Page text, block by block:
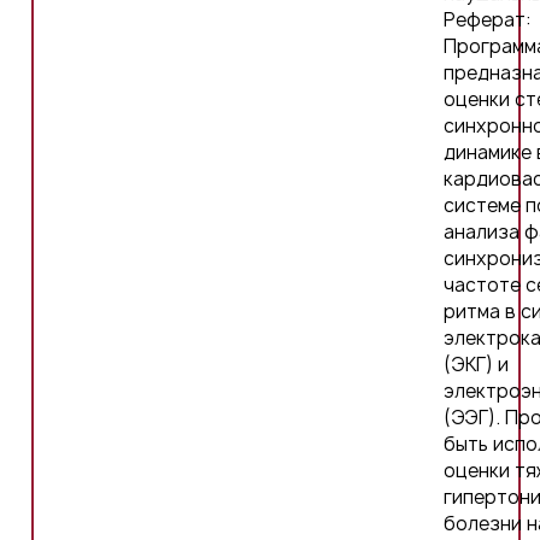
Реферат:
оценки
динамике
системе
анализа
частоте
ритма в
(ЭКГ) и
(ЭЭГ).
быть
оценки
болезни